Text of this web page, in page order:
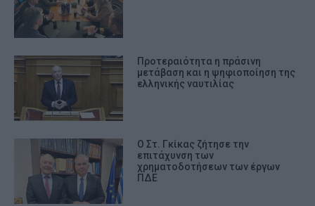
Προτεραιότητα η πράσινη
μετάβαση και η ψηφιοποίηση της
ελληνικής ναυτιλίας
Ο Στ. Γκίκας ζήτησε την
επιτάχυνση των
χρηματοδοτήσεων των έργων
ΠΔΕ